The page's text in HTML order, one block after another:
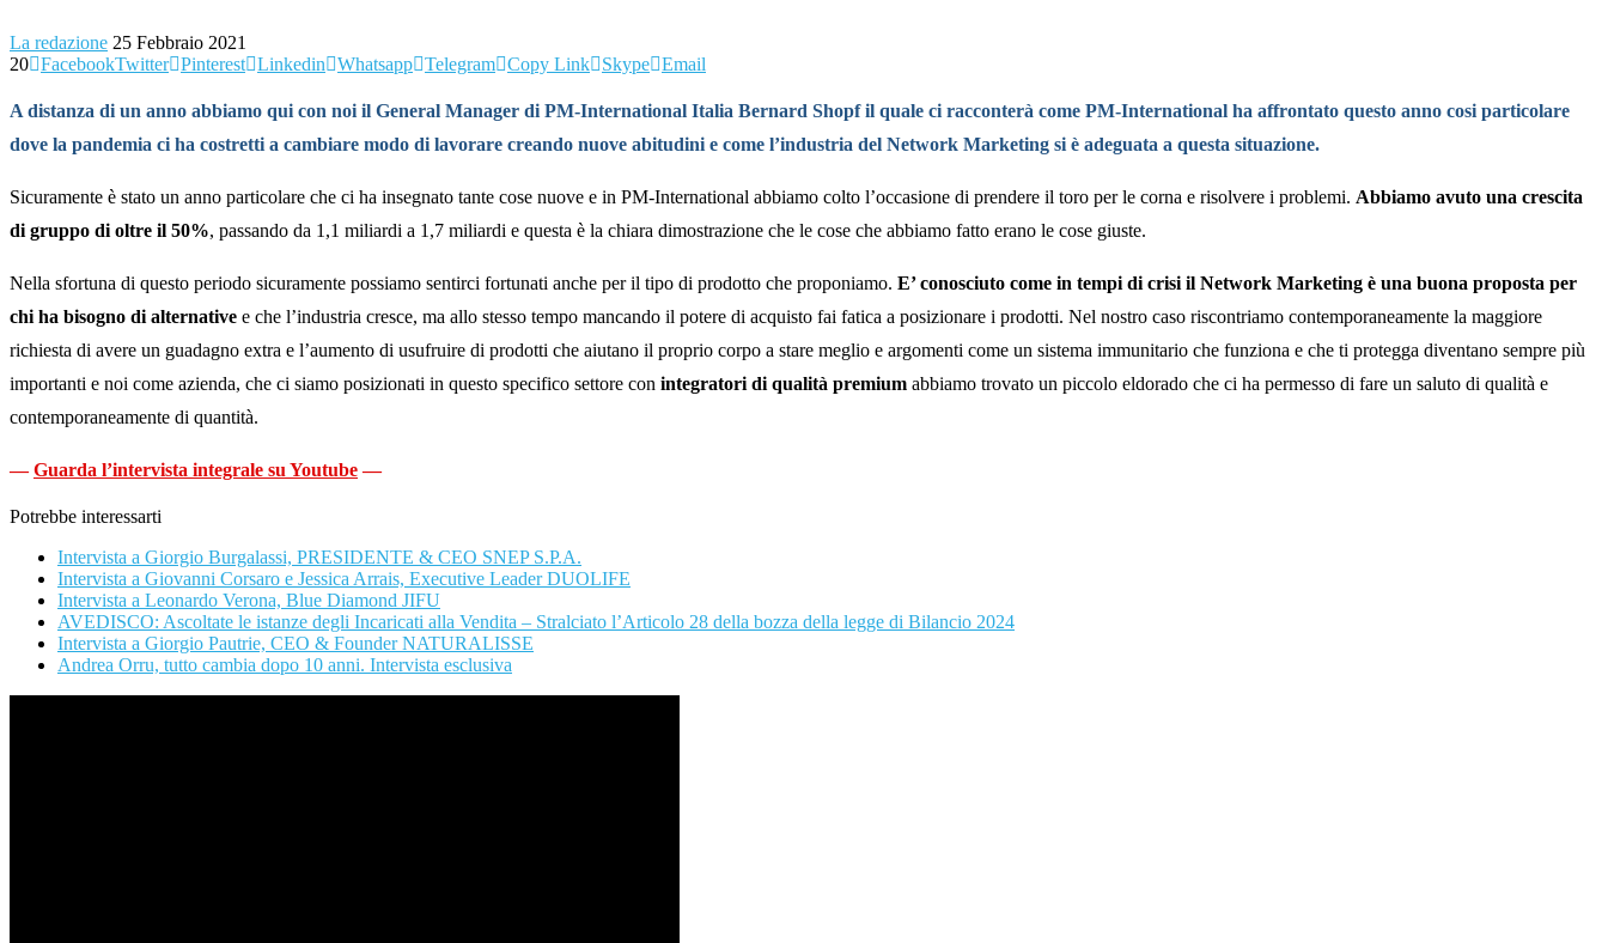
La redazione 25 Febbraio 2021
20 FacebookTwitter Pinterest Linkedin Whatsapp Telegram Copy Link Skype Email
A distanza di un anno abbiamo qui con noi il General Manager di PM-International Italia Bernard Shopf il quale ci racconterà come PM-International ha affrontato questo anno cosi particolare
dove la pandemia ci ha costretti a cambiare modo di lavorare creando nuove abitudini e come l’industria del Network Marketing si è adeguata a questa situazione.
Sicuramente è stato un anno particolare che ci ha insegnato tante cose nuove e in PM-International abbiamo colto l’occasione di prendere il toro per le corna e risolvere i problemi. Abbiamo avuto una crescita
di gruppo di oltre il 50%, passando da 1,1 miliardi a 1,7 miliardi e questa è la chiara dimostrazione che le cose che abbiamo fatto erano le cose giuste.
Nella sfortuna di questo periodo sicuramente possiamo sentirci fortunati anche per il tipo di prodotto che proponiamo. E’ conosciuto come in tempi di crisi il Network Marketing è una buona proposta per
chi ha bisogno di alternative e che l’industria cresce, ma allo stesso tempo mancando il potere di acquisto fai fatica a posizionare i prodotti. Nel nostro caso riscontriamo contemporaneamente la maggiore
richiesta di avere un guadagno extra e l’aumento di usufruire di prodotti che aiutano il proprio corpo a stare meglio e argomenti come un sistema immunitario che funziona e che ti protegga diventano sempre più
importanti e noi come azienda, che ci siamo posizionati in questo specifico settore con integratori di qualità premium abbiamo trovato un piccolo eldorado che ci ha permesso di fare un saluto di qualità e
contemporaneamente di quantità.
—Guarda l’intervista integrale su Youtube—
Potrebbe interessarti
Intervista a Giorgio Burgalassi, PRESIDENTE & CEO SNEP S.P.A.
Intervista a Giovanni Corsaro e Jessica Arrais, Executive Leader DUOLIFE
Intervista a Leonardo Verona, Blue Diamond JIFU
AVEDISCO: Ascoltate le istanze degli Incaricati alla Vendita – Stralciato l’Articolo 28 della bozza della legge di Bilancio 2024
Intervista a Giorgio Pautrie, CEO & Founder NATURALISSE
Andrea Orru, tutto cambia dopo 10 anni. Intervista esclusiva